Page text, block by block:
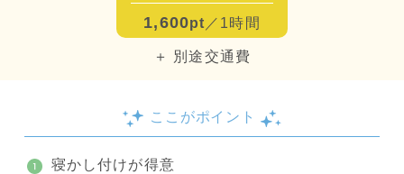
1,600pt ／1時間
＋ 別途交通費
ここがポイント
寝かし付けが得意